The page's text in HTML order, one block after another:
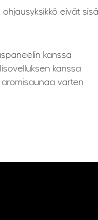
eivät
kanssa
kanssa
aromisaunaa varten